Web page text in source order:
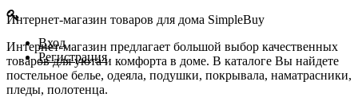
Вход
Регистрация
Интернет-магазин товаров для дома SimpleBuy
Интернет-магазин предлагает большой выбор качественных
товаров для уюта и комфорта в доме. В каталоге Вы найдете
постельное белье, одеяла, подушки, покрывала, наматрасники,
пледы, полотенца.